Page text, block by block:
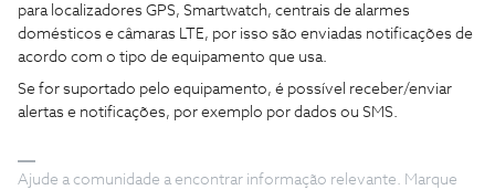
para localizadores GPS, Smartwatch, centrais de alarmes
domésticos e câmaras LTE, por isso são enviadas notificações de
acordo com o tipo de equipamento que usa.
Se for suportado pelo equipamento, é possível receber/enviar
alertas e notificações, por exemplo por dados ou SMS.
Ajude a comunidade a encontrar informação relevante. Marque